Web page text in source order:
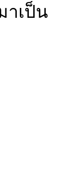
าเป็น